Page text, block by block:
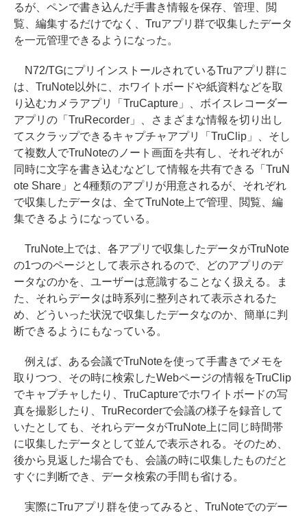
るが、ペンで書き込んだ手書き情報を保存、管理、閲
覧、編集するだけでなく、Truアプリ群で収集したデータ
を一元管理できるようになった。
N72/TGにプリインストールされているTruアプリ群に
は、TruNote以外に、ホワイトボードや紙資料などを取
り込むカメラアプリ「TruCapture」、ボイスレコーダー
アプリの「TruRecorder」、さまざまな情報を切り出し
てスクラップできるキャプチャアプリ「TruClip」、そし
て複数人でTruNoteのノート画面を共有し、それぞれが
同時に文字を書き込むなどして情報を共有できる「TruN
ote Share」と4種類のアプリが用意されるが、それぞれ
で収集したデータは、全てTruNote上で管理、閲覧、編
集できるようになっている。
TruNote上では、各アプリで収集したデータがTruNote
の1つのページとして表示されるので、どのアプリのデ
ータなのかを、ユーザーは意識することなく扱える。ま
た、それらデータは時系列に整列されて表示されるた
め、どういった状況で収集したデータなのか、簡単に判
断できるようにもなっている。
例えば、ある会議でTruNoteを使って手書きでメモを
取りつつ、その時に検索したWebページの情報をTruClip
でキャプチャしたり、TruCaptureでホワイトボードの写
真を撮影したり、TruRecorderで会議の様子を録音して
いたとしても、それらデータがTruNote上に同じ時間帯
に収集したデータとして並んで表示される。そのため、
後から見返した場合でも、会議の時に収集したものだと
すぐに判断でき、データ検索の手間も省ける。
実際にTruアプリ群を使ってみると、TruNoteでのデー